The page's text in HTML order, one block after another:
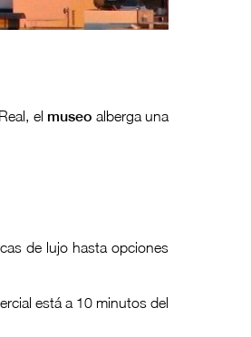
el museo alberga una
de lujo hasta opciones
está a 10 minutos del